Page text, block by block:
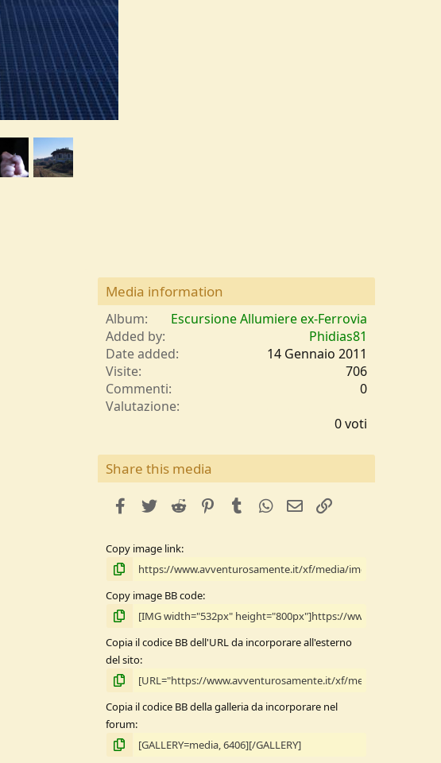
Media information
Album
Escursione Allumiere ex-Ferrovia
Added by
Phidias81
Date added
14 Gennaio 2011
Visite
706
Commenti
0
Valutazione
0
t
0 voti
Share this media
facebookTwitterReddit PinterestTumblrWhatsApp
e-mail
Copy image link
Copy image BB code
Copia il codice BB dell'URL da incorporare all'esterno
del sito
Copia il codice BB della galleria da incorporare nel
forum